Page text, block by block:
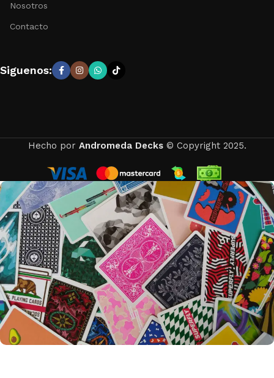
Nosotros
Contacto
Siguenos:
Hecho por Andromeda Decks© Copyright 2025.